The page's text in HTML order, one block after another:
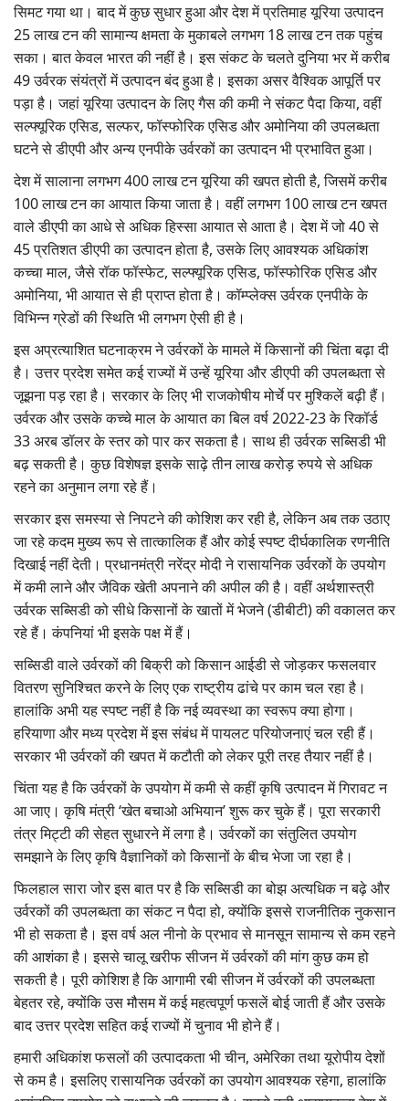
सिमट गया था। बाद में कुछ सुधार हुआ और देश में प्रतिमाह यूरिया उत्पादन
25 लाख टन की सामान्य क्षमता के मुकाबले लगभग 18 लाख टन तक पहुंच
सका। बात केवल भारत की नहीं है। इस संकट के चलते दुनिया भर में करीब
49 उर्वरक संयंत्रों में उत्पादन बंद हुआ है। इसका असर वैश्विक आपूर्ति पर
पड़ा है। जहां यूरिया उत्पादन के लिए गैस की कमी ने संकट पैदा किया, वहीं
सल्फ्यूरिक एसिड, सल्फर, फॉस्फोरिक एसिड और अमोनिया की उपलब्धता
घटने से डीएपी और अन्य एनपीके उर्वरकों का उत्पादन भी प्रभावित हुआ।
देश में सालाना लगभग 400 लाख टन यूरिया की खपत होती है, जिसमें करीब
100 लाख टन का आयात किया जाता है। वहीं लगभग 100 लाख टन खपत
वाले डीएपी का आधे से अधिक हिस्सा आयात से आता है। देश में जो 40 से
45 प्रतिशत डीएपी का उत्पादन होता है, उसके लिए आवश्यक अधिकांश
कच्चा माल, जैसे रॉक फॉस्फेट, सल्फ्यूरिक एसिड, फॉस्फोरिक एसिड और
अमोनिया, भी आयात से ही प्राप्त होता है। कॉम्प्लेक्स उर्वरक एनपीके के
विभिन्न ग्रेडों की स्थिति भी लगभग ऐसी ही है।
इस अप्रत्याशित घटनाक्रम ने उर्वरकों के मामले में किसानों की चिंता बढ़ा दी
है। उत्तर प्रदेश समेत कई राज्यों में उन्हें यूरिया और डीएपी की उपलब्धता से
जूझना पड़ रहा है। सरकार के लिए भी राजकोषीय मोर्चे पर मुश्किलें बढ़ी हैं।
उर्वरक और उसके कच्चे माल के आयात का बिल वर्ष 2022-23 के रिकॉर्ड
33 अरब डॉलर के स्तर को पार कर सकता है। साथ ही उर्वरक सब्सिडी भी
बढ़ सकती है। कुछ विशेषज्ञ इसके साढ़े तीन लाख करोड़ रुपये से अधिक
रहने का अनुमान लगा रहे हैं।
सरकार इस समस्या से निपटने की कोशिश कर रही है, लेकिन अब तक उठाए
जा रहे कदम मुख्य रूप से तात्कालिक हैं और कोई स्पष्ट दीर्घकालिक रणनीति
दिखाई नहीं देती। प्रधानमंत्री नरेंद्र मोदी ने रासायनिक उर्वरकों के उपयोग
में कमी लाने और जैविक खेती अपनाने की अपील की है। वहीं अर्थशास्त्री
उर्वरक सब्सिडी को सीधे किसानों के खातों में भेजने (डीबीटी) की वकालत कर
रहे हैं। कंपनियां भी इसके पक्ष में हैं।
सब्सिडी वाले उर्वरकों की बिक्री को किसान आईडी से जोड़कर फसलवार
वितरण सुनिश्चित करने के लिए एक राष्ट्रीय ढांचे पर काम चल रहा है।
हालांकि अभी यह स्पष्ट नहीं है कि नई व्यवस्था का स्वरूप क्या होगा।
हरियाणा और मध्य प्रदेश में इस संबंध में पायलट परियोजनाएं चल रही हैं।
सरकार भी उर्वरकों की खपत में कटौती को लेकर पूरी तरह तैयार नहीं है।
चिंता यह है कि उर्वरकों के उपयोग में कमी से कहीं कृषि उत्पादन में गिरावट न
आ जाए। कृषि मंत्री ‘खेत बचाओ अभियान’ शुरू कर चुके हैं। पूरा सरकारी
तंत्र मिट्टी की सेहत सुधारने में लगा है। उर्वरकों का संतुलित उपयोग
समझाने के लिए कृषि वैज्ञानिकों को किसानों के बीच भेजा जा रहा है।
फिलहाल सारा जोर इस बात पर है कि सब्सिडी का बोझ अत्यधिक न बढ़े और
उर्वरकों की उपलब्धता का संकट न पैदा हो, क्योंकि इससे राजनीतिक नुकसान
भी हो सकता है। इस वर्ष अल नीनो के प्रभाव से मानसून सामान्य से कम रहने
की आशंका है। इससे चालू खरीफ सीजन में उर्वरकों की मांग कुछ कम हो
सकती है। पूरी कोशिश है कि आगामी रबी सीजन में उर्वरकों की उपलब्धता
बेहतर रहे, क्योंकि उस मौसम में कई महत्वपूर्ण फसलें बोई जाती हैं और उसके
बाद उत्तर प्रदेश सहित कई राज्यों में चुनाव भी होने हैं।
हमारी अधिकांश फसलों की उत्पादकता भी चीन, अमेरिका तथा यूरोपीय देशों
से कम है। इसलिए रासायनिक उर्वरकों का उपयोग आवश्यक रहेगा, हालांकि